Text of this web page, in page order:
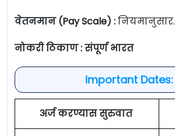
वेतनमान (Pay Scale) :नियमानुसार.
नोकरी ठिकाण : संपूर्ण भारत
Important Dates:
अर्ज करण्यास सुरुवात